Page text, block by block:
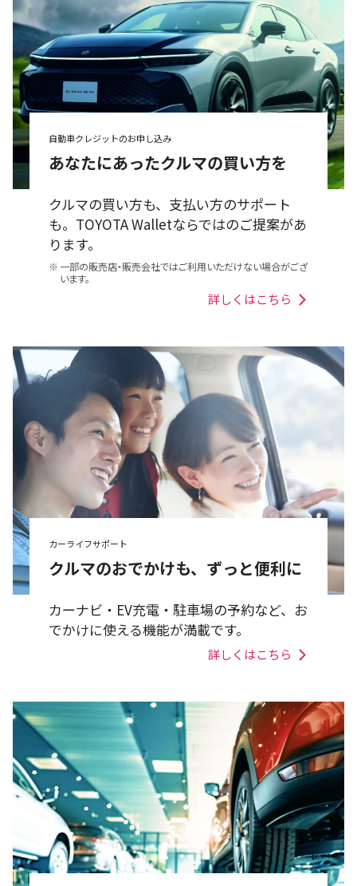
自動車クレジットのお申し込み
あなたにあったクルマの買い方を
クルマの買い方も、支払い方のサポート
も。TOYOTA Walletならではのご提案があ
ります。
※ 一部の販売店・販売会社ではご利用いただけない場合がござ
います。
詳しくはこちら
カーライフサポート
クルマのおでかけも、ずっと便利に
カーナビ・EV充電・駐車場の予約など、お
でかけに使える機能が満載です。
詳しくはこちら